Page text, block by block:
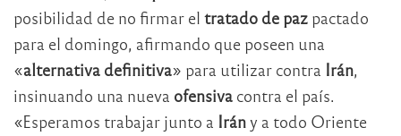
posibilidad de no firmar el tratado de paz pactado
para el domingo, afirmando que poseen una
«alternativa definitiva» para utilizar contra Irán,
insinuando una nueva ofensiva contra el país.
«Esperamos trabajar junto a Irány a todo Oriente